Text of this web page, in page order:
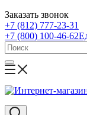
Заказать звонок
+7 (812) 777-23-31
+7 (800) 100-46-62